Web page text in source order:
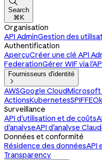
Search
⌘K
Organisation
API AdminGestion des
Authentification
AperçuCréer une clé API
FederationGérer WIF via
Fournisseurs d'identité

AWSGoogle CloudMicrosoft
ActionsKubernetesSPIFFE
Surveillance
API d'utilisation et de coûts
d'analyseAPI d'analyse
Données et conformité
Résidence des donnéesAPI
Transparency